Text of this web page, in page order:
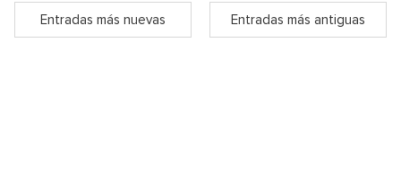
Entradas más nuevas Entradas más antiguas